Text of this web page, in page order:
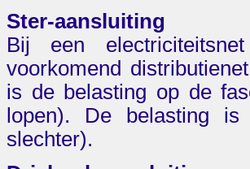
Ster-aansluiting
Bij een
voorkomend
is de belasting op de
lopen). De belasting
slechter).